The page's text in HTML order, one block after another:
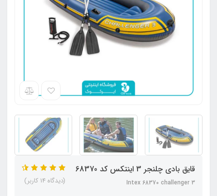
قایق بادی چلنجر 3 اینتکس کد 68370
Intex 68370 challenger 3 (دیدگاه 14 کاربر)